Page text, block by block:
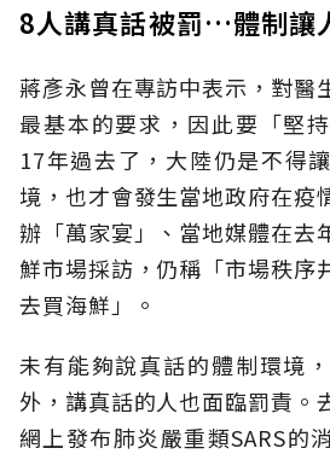
8人講真話被罰…體制讓
蔣彥永曾在專訪中表示，對醫
最基本的要求，因此要「堅
17年過去了，大陸仍是不得
境，也才會發生當地政府在疫
辦「萬家宴」、當地媒體在去
鮮市場採訪，仍稱「市場秩序
去買海鮮」。
未有能夠說真話的體制環境
外，講真話的人也面臨罰責。
網上發布肺炎嚴重類SARS的